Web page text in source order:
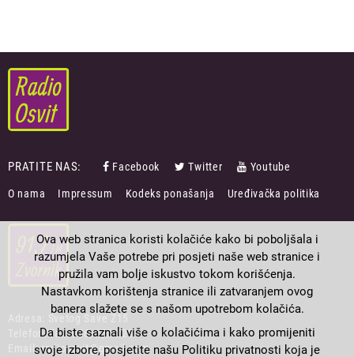
PRATITE NAS: Facebook Twitter Youtube
FOOTER
MENU
O nama Impressum Kodeks ponašanja Uređivačka politika
Telefon/Fax: 056/230-223
Email: radioosvit@gmail.com
Ova web stranica koristi kolačiće kako bi poboljšala i
razumjela Vaše potrebe pri posjeti naše web stranice i
pružila vam bolje iskustvo tokom korišćenja.
Nastavkom korištenja stranice ili zatvaranjem ovog
banera slažete se s našom upotrebom kolačića.
Da biste saznali više o kolačićima i kako promijeniti
svoje izbore, posjetite našu Politiku privatnosti koja je